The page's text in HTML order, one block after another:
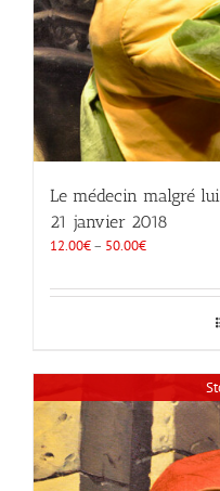
Le médecin malgré lui
21 janvier 2018
12.00€– 50.00€